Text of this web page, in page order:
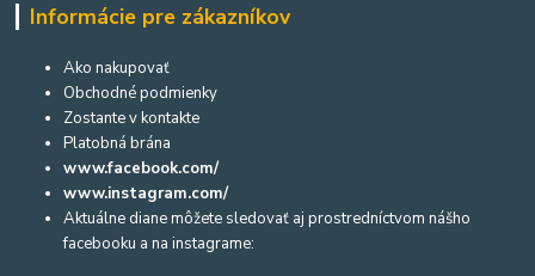
Informácie pre zákazníkov
Ako nakupovať
Obchodné podmienky
Zostante v kontakte
Platobná brána
www.facebook.com/
www.instagram.com/
Aktuálne diane môžete sledovať aj prostredníctvom nášho
facebooku a na instagrame: